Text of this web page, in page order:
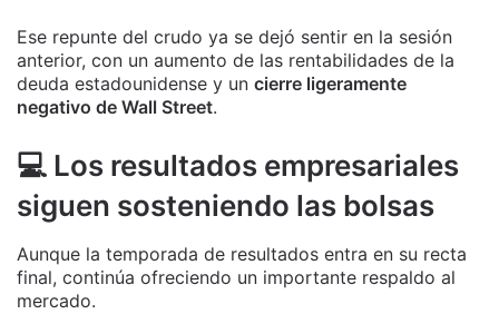
Ese repunte del crudo ya se dejó sentir en la sesión
anterior, con un aumento de las rentabilidades de la
deuda estadounidense y un cierre ligeramente
negativo de Wall Street.
💻 Los resultados empresariales
siguen sosteniendo las bolsas
Aunque la temporada de resultados entra en su recta
final, continúa ofreciendo un importante respaldo al
mercado.